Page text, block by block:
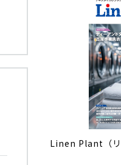
Linen Plant（